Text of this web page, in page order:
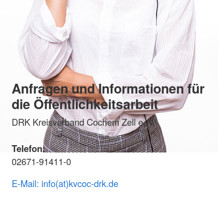
Anfragen und Informationen für
die Öffentlichkeitsarbeit
DRK Kreisverband Cochem Zell e. V.
Telefon:
02671-91411-0
E-Mail: info(at)kvcoc-drk.de